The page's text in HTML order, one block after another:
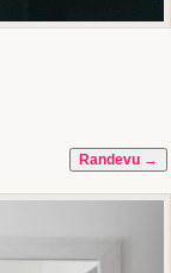
Randevu →